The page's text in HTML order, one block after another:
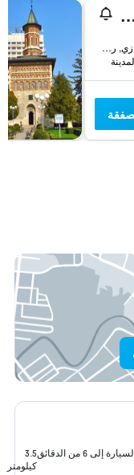
لاسي سيتي سنتر
27 Grigore Ureche, يازي, رومانيا
إلى 6 من الدقائق
3.5
كيلومتر